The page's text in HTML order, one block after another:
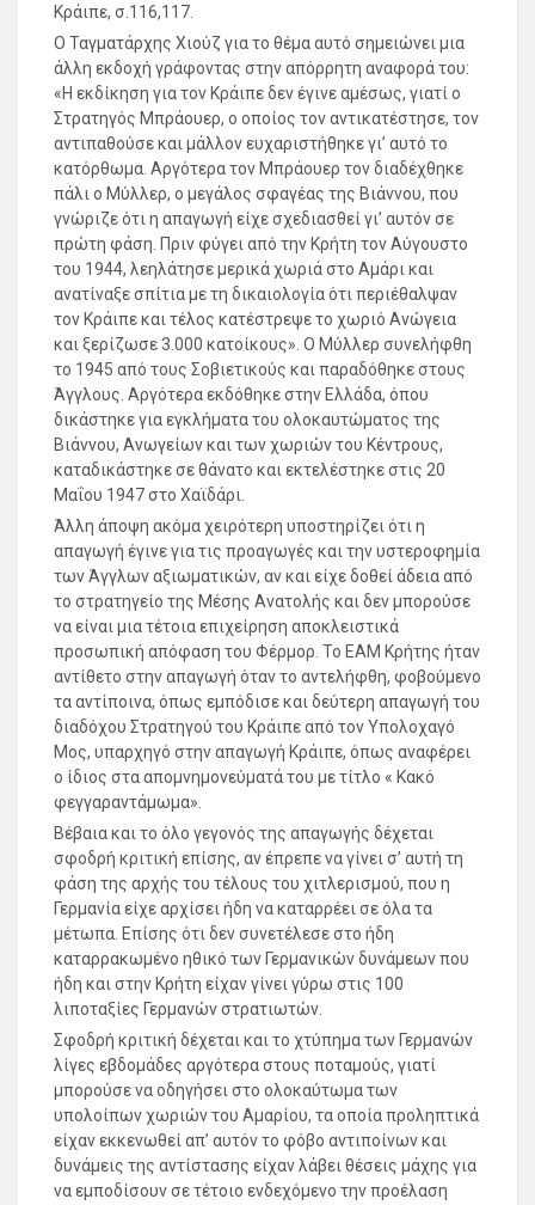
Κράιπε, σ.116,117.
Ο Ταγματάρχης Χιούζ για το θέμα αυτό σημειώνει μια
άλλη εκδοχή γράφοντας στην απόρρητη αναφορά του:
«Η εκδίκηση για τον Κράιπε δεν έγινε αμέσως, γιατί ο
Στρατηγός Μπράουερ, ο οποίος τον αντικατέστησε, τον
αντιπαθούσε και μάλλον ευχαριστήθηκε γι’ αυτό το
κατόρθωμα. Αργότερα τον Μπράουερ τον διαδέχθηκε
πάλι ο Μύλλερ, ο μεγάλος σφαγέας της Βιάννου, που
γνώριζε ότι η απαγωγή είχε σχεδιασθεί γι’ αυτόν σε
πρώτη φάση. Πριν φύγει από την Κρήτη τον Αύγουστο
του 1944, λεηλάτησε μερικά χωριά στο Αμάρι και
ανατίναξε σπίτια με τη δικαιολογία ότι περιέθαλψαν
τον Κράιπε και τέλος κατέστρεψε το χωριό Ανώγεια
και ξερίζωσε 3.000 κατοίκους». Ο Μύλλερ συνελήφθη
το 1945 από τους Σοβιετικούς και παραδόθηκε στους
Άγγλους. Αργότερα εκδόθηκε στην Ελλάδα, όπου
δικάστηκε για εγκλήματα του ολοκαυτώματος της
Βιάννου, Ανωγείων και των χωριών του Κέντρους,
καταδικάστηκε σε θάνατο και εκτελέστηκε στις 20
Μαΐου 1947 στο Χαϊδάρι.
Άλλη άποψη ακόμα χειρότερη υποστηρίζει ότι η
απαγωγή έγινε για τις προαγωγές και την υστεροφημία
των Άγγλων αξιωματικών, αν και είχε δοθεί άδεια από
το στρατηγείο της Μέσης Ανατολής και δεν μπορούσε
να είναι μια τέτοια επιχείρηση αποκλειστικά
προσωπική απόφαση του Φέρμορ. Το ΕΑΜ Κρήτης ήταν
αντίθετο στην απαγωγή όταν το αντελήφθη, φοβούμενο
τα αντίποινα, όπως εμπόδισε και δεύτερη απαγωγή του
διαδόχου Στρατηγού του Κράιπε από τον Υπολοχαγό
Μος, υπαρχηγό στην απαγωγή Κράιπε, όπως αναφέρει
ο ίδιος στα απομνημονεύματά του με τίτλο « Κακό
φεγγαραντάμωμα».
Βέβαια και το όλο γεγονός της απαγωγής δέχεται
σφοδρή κριτική επίσης, αν έπρεπε να γίνει σ’ αυτή τη
φάση της αρχής του τέλους του χιτλερισμού, που η
Γερμανία είχε αρχίσει ήδη να καταρρέει σε όλα τα
μέτωπα. Επίσης ότι δεν συνετέλεσε στο ήδη
καταρρακωμένο ηθικό των Γερμανικών δυνάμεων που
ήδη και στην Κρήτη είχαν γίνει γύρω στις 100
λιποταξίες Γερμανών στρατιωτών.
Σφοδρή κριτική δέχεται και το χτύπημα των Γερμανών
λίγες εβδομάδες αργότερα στους ποταμούς, γιατί
μπορούσε να οδηγήσει στο ολοκαύτωμα των
υπολοίπων χωριών του Αμαρίου, τα οποία προληπτικά
είχαν εκκενωθεί απ’ αυτόν το φόβο αντιποίνων και
δυνάμεις της αντίστασης είχαν λάβει θέσεις μάχης για
να εμποδίσουν σε τέτοιο ενδεχόμενο την προέλαση